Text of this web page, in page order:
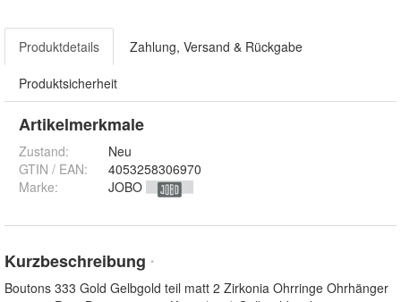
Produktdetails Zahlung, Versand & Rückgabe
Produktsicherheit
Artikelmerkmale
Zustand:
Neu
GTIN / EAN:
4053258306970
Marke:
JOBO
Kurzbeschreibung *
Boutons 333 Gold Gelbgold teil matt 2 Zirkonia Ohrringe Ohrhänger